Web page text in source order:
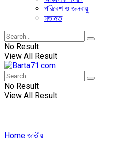
পরিবেশ ও জলবায়ু
মতামত
No Result
View All Result
No Result
View All Result
Home জাতীয়